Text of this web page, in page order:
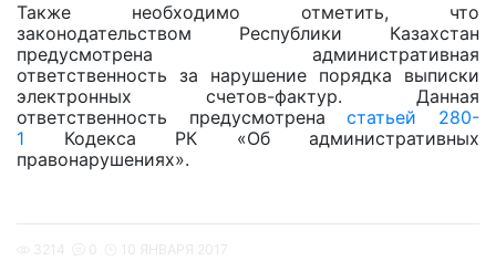
Также необходимо отметить, что
законодательством Республики Казахстан
предусмотрена административная
ответственность за нарушение порядка выписки
электронных счетов-фактур. Данная
ответственность предусмотренастатьей 280-
1 Кодекса РК «Об административных
правонарушениях».